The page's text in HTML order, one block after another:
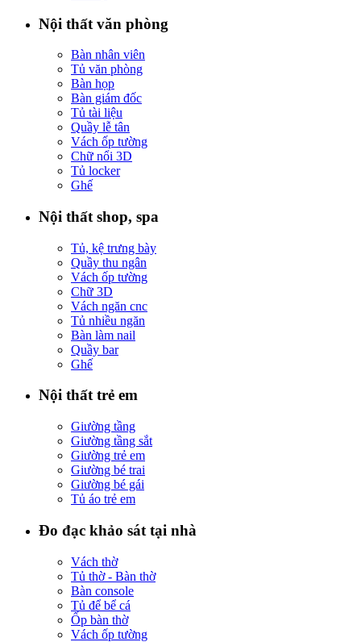
Nội thất văn phòng
Bàn nhân viên
Tủ văn phòng
Bàn họp
Bàn giám đốc
Tủ tài liệu
Quầy lễ tân
Vách ốp tường
Chữ nổi 3D
Tủ locker
Ghế
Nội thất shop, spa
Tủ, kệ trưng bày
Quầy thu ngân
Vách ốp tường
Chữ 3D
Vách ngăn cnc
Tủ nhiều ngăn
Bàn làm nail
Quầy bar
Ghế
Nội thất trẻ em
Giường tầng
Giường tầng sắt
Giường trẻ em
Giường bé trai
Giường bé gái
Tủ áo trẻ em
Đo đạc khảo sát tại nhà
Vách thờ
Tủ thờ - Bàn thờ
Bàn console
Tủ để bể cá
Ốp bàn thờ
Vách ốp tường